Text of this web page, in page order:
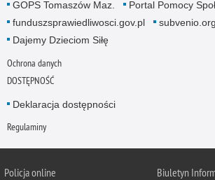
GOPS Tomaszów Maz.
Portal Pomocy
funduszsprawiedliwosci.gov.pl
Dajemy Dzieciom Siłę
Ochrona danych
DOSTĘPNOŚĆ
Deklaracja dostępności
Regulaminy
Policja online
Biuletyn